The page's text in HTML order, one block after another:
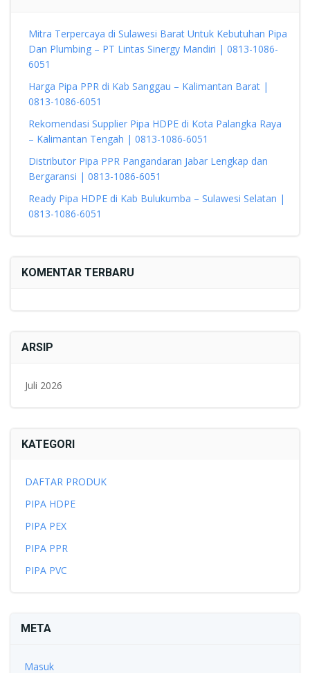
Mitra Terpercaya di Sulawesi Barat Untuk Kebutuhan Pipa
Dan Plumbing – PT Lintas Sinergy Mandiri | 0813-1086-
6051
Harga Pipa PPR di Kab Sanggau – Kalimantan Barat |
0813-1086-6051
Rekomendasi Supplier Pipa HDPE di Kota Palangka Raya
– Kalimantan Tengah | 0813-1086-6051
Distributor Pipa PPR Pangandaran Jabar Lengkap dan
Bergaransi | 0813-1086-6051
Ready Pipa HDPE di Kab Bulukumba – Sulawesi Selatan |
0813-1086-6051
KOMENTAR TERBARU
ARSIP
Juli 2026
KATEGORI
DAFTAR PRODUK
PIPA HDPE
PIPA PEX
PIPA PPR
PIPA PVC
META
Masuk